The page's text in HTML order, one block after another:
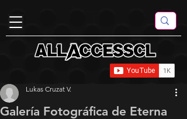
Galería Fotográfica de Eterna
Lukas Cruzat V.